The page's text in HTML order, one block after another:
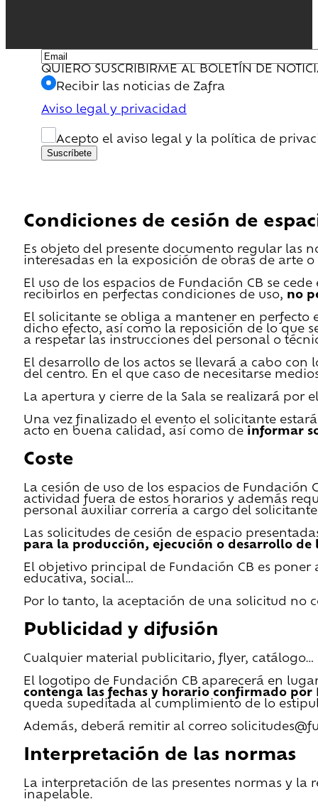
QUIERO SUSCRIBIRME AL BOLETÍN DE
Recibir las noticias de Zafra
Aviso legal y privacidad
Acepto el aviso legal y la política de
Suscríbete
Condiciones de cesión de
Es objeto del presente documento regular las
interesadas en la exposición de obras de arte
El uso de los espacios de Fundación CB se
recibirlos en perfectas condiciones de uso, no
El solicitante se obliga a mantener en perfecto
dicho efecto, así como la reposición de lo que
a respetar las instrucciones del personal o
El desarrollo de los actos se llevará a cabo
del centro. En el que caso de necesitarse
La apertura y cierre de la Sala se realizará por
Una vez finalizado el evento el solicitante
acto en buena calidad, así como de informar
Coste
La cesión de uso de los espacios de
actividad fuera de estos horarios y además
personal auxiliar correría a cargo del
Las solicitudes de cesión de espacio
para la producción, ejecución o desarrollo de
El objetivo principal de Fundación CB es
educativa, social…
Por lo tanto, la aceptación de una solicitud no
Publicidad y difusión
Cualquier material publicitario, flyer, catálogo…
El logotipo de Fundación CB aparecerá en
contenga las fechas y horario confirmado por
queda supeditada al cumplimiento de lo
Además, deberá remitir al correo
Interpretación de las normas
La interpretación de las presentes normas y la
inapelable.